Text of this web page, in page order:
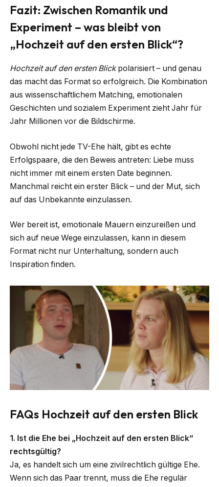
Fazit: Zwischen Romantik und
Experiment – was bleibt von
„Hochzeit auf den ersten Blick“?
Hochzeit auf den ersten Blickpolarisiert – und genau
das macht das Format so erfolgreich. Die Kombination
aus wissenschaftlichem Matching, emotionalen
Geschichten und sozialem Experiment zieht Jahr für
Jahr Millionen vor die Bildschirme.
Obwohl nicht jede TV-Ehe hält, gibt es echte
Erfolgspaare, die den Beweis antreten: Liebe muss
nicht immer mit einem ersten Date beginnen.
Manchmal reicht ein erster Blick – und der Mut, sich
auf das Unbekannte einzulassen.
Wer bereit ist, emotionale Mauern einzureißen und
sich auf neue Wege einzulassen, kann in diesem
Format nicht nur Unterhaltung, sondern auch
Inspiration finden.
FAQs Hochzeit auf den ersten Blick
1. Ist die Ehe bei „Hochzeit auf den ersten Blick“
rechtsgültig?
Ja, es handelt sich um eine zivilrechtlich gültige Ehe.
Wenn sich das Paar trennt, muss die Ehe regulär